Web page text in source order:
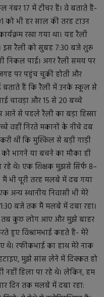
नंबर 17 में टीचर हैं। वे बताते हैं-
को भी हर साल की तरह टाउन
रखा गया था। यह रैली
इस रैली को सुबह 7:30 बजे शुरू
निकल पाई। अगर रैली समय पर
पर पहुंच चुकी होती और
बताते हैं कि रैली में उनके स्कूल से
चावड़ा और 15 से 20 बच्चे
आने से पहले रैली का बड़ा हिस्सा
वहीं गिरते मकानों के नीचे दब
थीं कि मुश्किल से बड़ी गाड़ी
भागने या बचने का मौका ही
रहे थे। एक शिक्षक मुझसे सिर्फ 8–
मैं भी पूरी तरह मलबे में दब गया
अन्य स्थानीय निवासी भी मेरे
बजे तक मैं मलबे में दबा रहा।
तब कुछ लोग आए और मुझे बाहर
हुए विश्रामभाई कहते हैं- मेरे
रफीकभाई का हाथ मेरे नाक
मुझे सांस लेने में दिक्कत हो
नहीं हिला पा रहे थे। लेकिन, हम
दिन तक मलबे में दबा रहा: